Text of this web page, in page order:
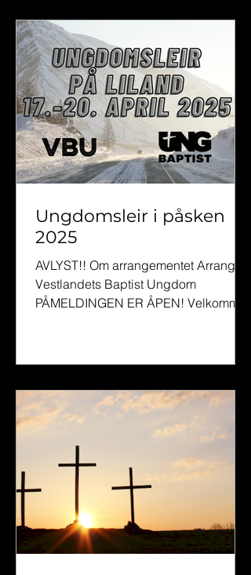
Dette er leiren for deg som vil bli bedre
kjent med Gud gjennom Bibelen –
sammen skal vi lese hele Det nye
testamentet på seks dager. Vi
kombinerer daglig bibellesing med
gode samtaler, måltider i fellesskap,
vakre naturomgivelser og gøye
aktiviteter. Tilrettelegging
Ungdomsleir i påsken
2025
AVLYST!! Om arrangementet Arrangør:
Vestlandets Baptist Ungdom
PÅMELDINGEN ER ÅPEN! Velkommen